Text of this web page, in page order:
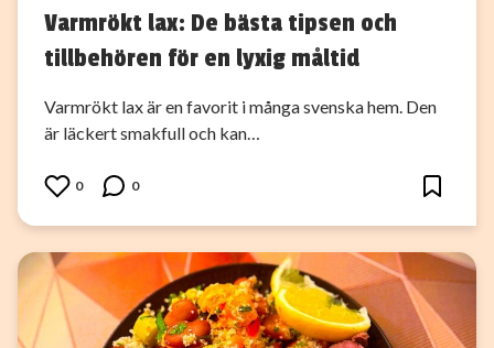
Varmrökt lax: De bästa tipsen och
tillbehören för en lyxig måltid
Varmrökt lax är en favorit i många svenska hem. Den
är läckert smakfull och kan…
0 0